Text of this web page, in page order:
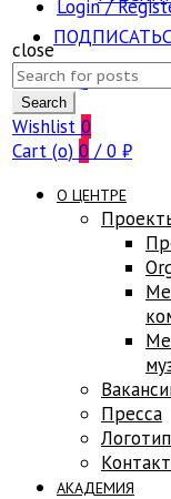
FAQ
Login /
close
Search
for:
Search
Wishlist 0
Cart (o) 0 / 0 ₽
О ЦЕНТРЕ
Пресса
Логотип
АКАДЕМИЯ